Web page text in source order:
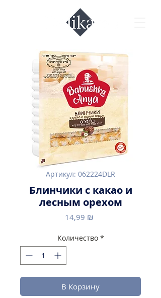
Артикул: 062224DLR
Блинчики с какао и
лесным орехом
14,99 ₪
Количество *
В Корзину